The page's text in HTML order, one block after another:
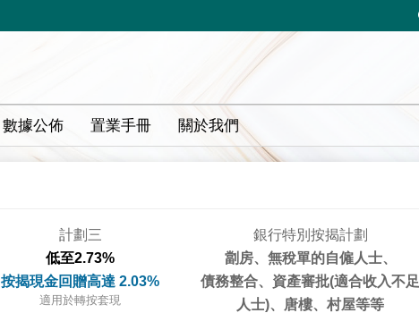
數據公佈 置業手冊 關於我們
計劃三
低至2.73%
按揭現金回贈高達 2.03%
適用於轉按套現
銀行特別按揭計劃
劏房、無稅單的自僱人士、
債務整合、資產審批(適合收入不足
人士)、唐樓、村屋等等